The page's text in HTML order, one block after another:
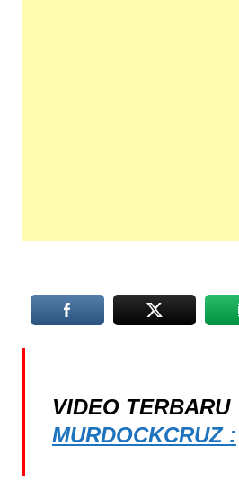
VIDEO TERBARU
MURDOCKCRUZ :